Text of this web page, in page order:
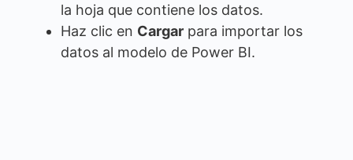
la hoja que contiene los datos.
Haz clic en Cargar para importar los
datos al modelo de Power BI.